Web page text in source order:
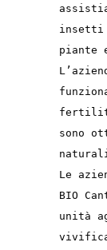
insetti
piante
sono
Le
BIO
unità